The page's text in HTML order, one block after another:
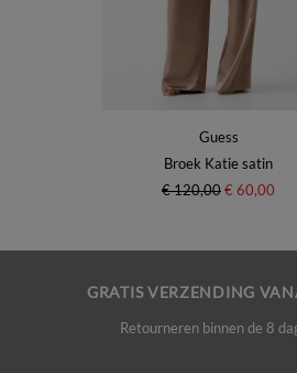
Guess
Broek Katie satin
€ 120,00€ 60,00
GRATIS VERZENDING
Retourneren binnen de 8